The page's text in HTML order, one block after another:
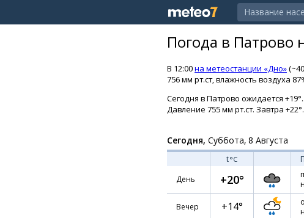
Погода в Патрово
В 12:00на метеостанции «Дно»
756 мм рт.ст, влажность воздуха
Сегодня в Патрово ожидается
Давление 755 мм рт.ст. Завтра
Сегодня, Суббота, 8 Августа
t°C
День
+20°
Вечер +14°